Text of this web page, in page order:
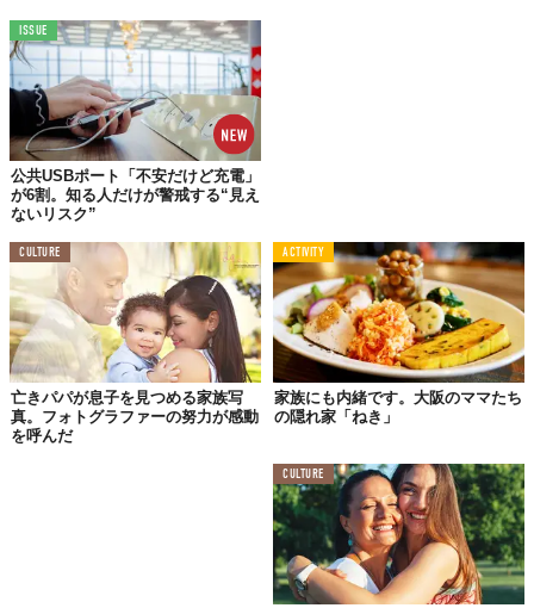
彼方にそびえるエッフェル塔をバッグに微笑むふたり。なんだか
とっても活き活きしていますね。
ISSUE
公共USBポート「不安だけど充電」
が6割。知る人だけが警戒する“見え
ないリスク”
CULTURE
亡きパパが息子を見つめる家族写
真。フォトグラファーの努力が感動
を呼んだ
ACTIVITY
家族にも内緒です。大阪のママたち
の隠れ家「ねき」
CULTURE